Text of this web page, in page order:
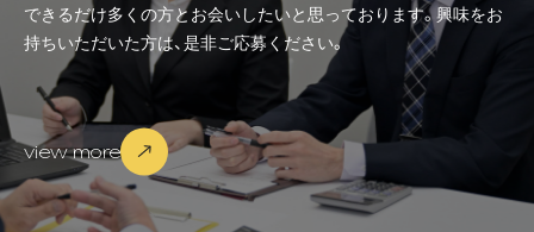
できるだけ多くの方とお会いしたいと思っております。興味をお
持ちいただいた方は、是非ご応募ください。
view more